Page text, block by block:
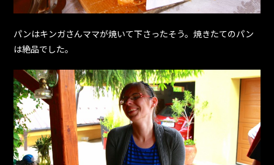
パンはキンガさんママが焼いて下さったそう。焼きたてのパン
は絶品でした。